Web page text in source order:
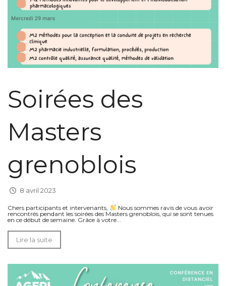
Soirées des
Masters
grenoblois
8 avril 2023
Chers participants et intervenants,
Nous sommes ravis de vous avoir
rencontrés pendant les soirées des Masters grenoblois, qui se sont tenues
en ce début de semaine. Grâce à votre...
Lire la suite